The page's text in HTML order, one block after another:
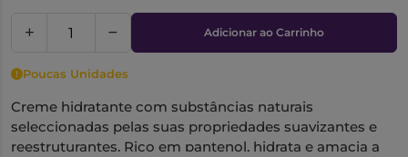
Adicionar ao Carrinho
Poucas Unidades
Creme hidratante com substâncias naturais
seleccionadas pelas suas propriedades suavizantes e
reestruturantes. Rico em pantenol, hidrata e amacia a